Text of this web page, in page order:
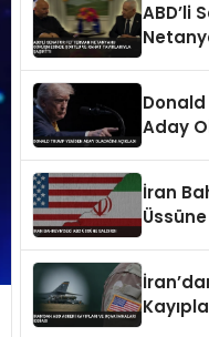
ABD’li
Aday
İran
Üssüne